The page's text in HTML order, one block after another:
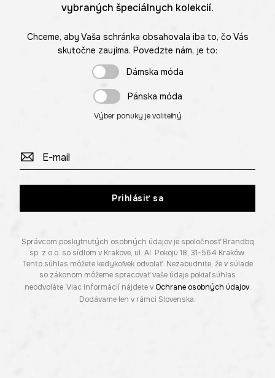
vybraných špeciálnych kolekcií.
Chceme, aby Vaša schránka obsahovala iba to, čo Vás
skutočne zaujíma. Povedzte nám, je to:
Dámska móda
Pánska móda
Výber ponuky je voliteľný
Prihlásiť sa
Správcom poskytnutých osobných údajov je spoločnosť Brandbq
sp. z o.o. so sídlom v Krakove, ul. Al. Pokoju 18, 31-564 Kraków.
Tento súhlas môžete kedykoľvek odvolať. Nezabudnite, že v súlade
so zákonom môžeme spracovať vaše údaje pokiaľ súhlas
neodvoláte. Viac informácií nájdete v Ochrane osobných údajov.
Dodávame len v rámci Slovenska.